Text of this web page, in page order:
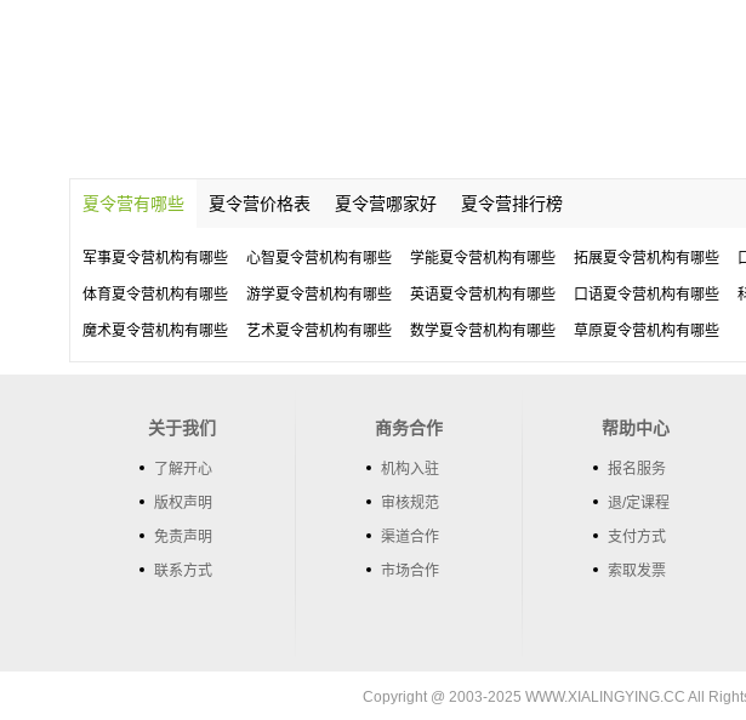
夏令营有哪些 夏令营价格表 夏令营哪家好 夏令营排行榜
军事夏令营机构有哪些 心智夏令营机构有哪些 学能夏令营机构有哪些 拓展夏令营机构有哪些
体育夏令营机构有哪些 游学夏令营机构有哪些 英语夏令营机构有哪些 口语夏令营机构有哪些
魔术夏令营机构有哪些 艺术夏令营机构有哪些 数学夏令营机构有哪些 草原夏令营机构有哪些
关于我们
了解开心
版权声明
免责声明
联系方式
商务合作
机构入驻
审核规范
渠道合作
市场合作
帮助中心
报名服务
退/定课程
支付方式
索取发票
Copyright @ 2003-2025 WWW.XIALINGYING.CC All